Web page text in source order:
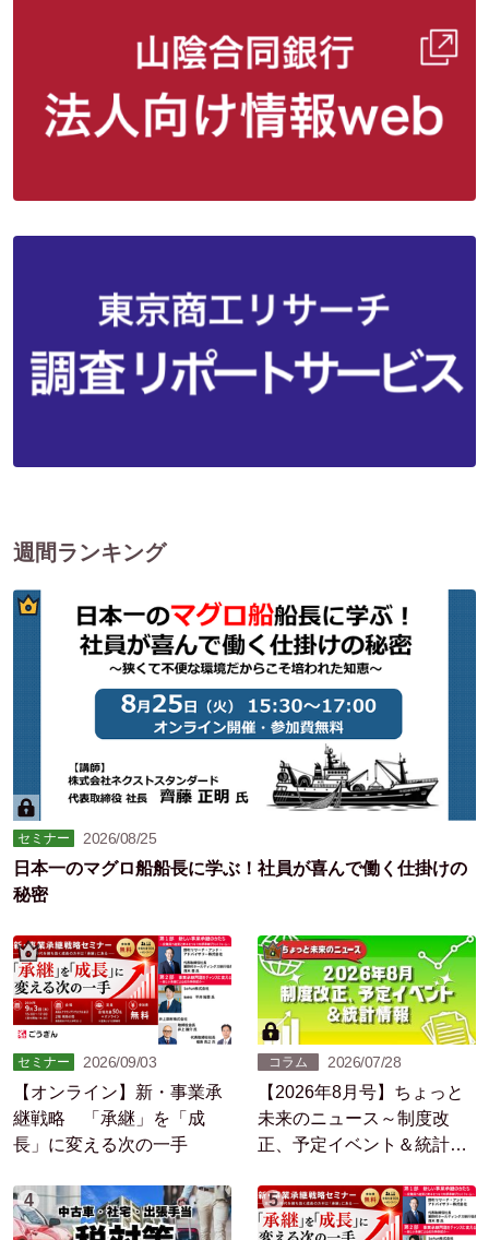
週間ランキング
セミナー 2026/08/25
日本一のマグロ船船長に学ぶ！社員が喜んで働く仕掛けの
秘密
セミナー 2026/09/03
【オンライン】新・事業承
継戦略 「承継」を「成
長」に変える次の一手
コラム 2026/07/28
【2026年8月号】ちょっと
未来のニュース～制度改
正、予定イベント＆統計情
4
5